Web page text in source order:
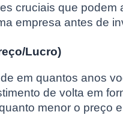
cruciais que podem
empresa antes de
Lucro)
em quantos anos
de volta em
menor o preço